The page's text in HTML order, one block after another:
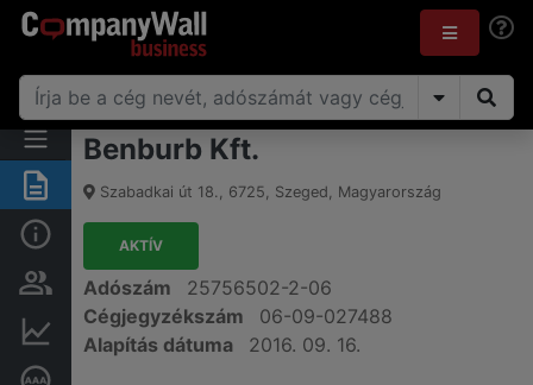
Összegzés
Alap információk
Személyek és tulajdonjog
Pénzügyi információk
Benburb Kft.
Szabadkai út 18., 6725, Szeged, Magyarország
AKTÍV
Adószám
25756502-2-06
Cégjegyzékszám
06-09-027488
Alapítás dátuma
2016. 09. 16.